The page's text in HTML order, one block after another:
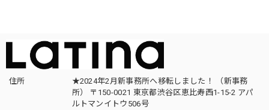
住所
★2024年2月新事務所へ移転しました！ （新事務
所） 〒150-0021 東京都渋谷区恵比寿西1-15-2 アパ
ルトマンイトウ506号